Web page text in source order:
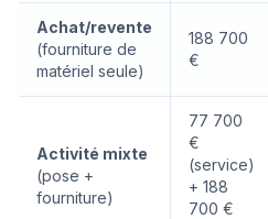
Achat/revente
(fourniture de
matériel seule)
188 700
€
Activité mixte
(pose +
fourniture)
77 700
€
(service)
+ 188
700 €